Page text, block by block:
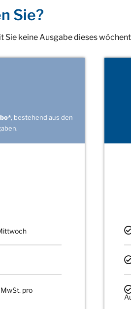
Sie?
Sie keine Ausgabe dieses
, bestehend aus den
pro